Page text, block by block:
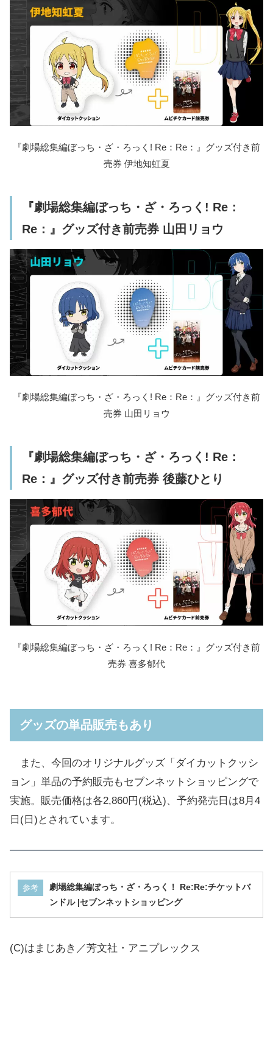
『劇場総集編ぼっち・ざ・ろっく! Re：Re：』グッズ付き前
売券 伊地知虹夏
『劇場総集編ぼっち・ざ・ろっく! Re：
Re：』グッズ付き前売券 山田リョウ
『劇場総集編ぼっち・ざ・ろっく! Re：Re：』グッズ付き前
売券 山田リョウ
『劇場総集編ぼっち・ざ・ろっく! Re：
Re：』グッズ付き前売券 後藤ひとり
『劇場総集編ぼっち・ざ・ろっく! Re：Re：』グッズ付き前
売券 喜多郁代
グッズの単品販売もあり
また、今回のオリジナルグッズ「ダイカットクッシ
ョン」単品の予約販売もセブンネットショッピングで
実施。販売価格は各2,860円(税込)、予約発売日は8月4
日(日)とされています。
参考
劇場総集編ぼっち・ざ・ろっく！ Re:Re:チケットバ
ンドル |セブンネットショッピング
(C)はまじあき／芳文社・アニプレックス